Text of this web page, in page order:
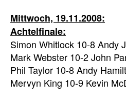
Mittwoch, 19.11.2008:
Achtelfinale:
Simon Whitlock 10-8 Andy
Mark Webster 10-2 John
Phil Taylor 10-8 Andy
Mervyn King 10-9 Kevin